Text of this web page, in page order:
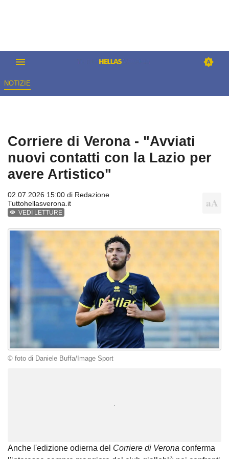
NOTIZIE
Corriere di Verona - "Avviati
nuovi contatti con la Lazio per
avere Artistico"
02.07.2026 15:00 di Redazione
Tuttohellasverona.it
VEDI LETTURE
© foto di Daniele Buffa/Image Sport
Anche l'edizione odierna del Corriere di Verona conferma